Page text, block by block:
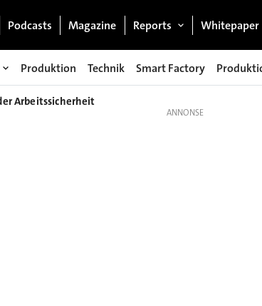
Podcasts Magazine Reports Whitepaper
Produktion Technik Smart Factory
Arbeitssicherheit